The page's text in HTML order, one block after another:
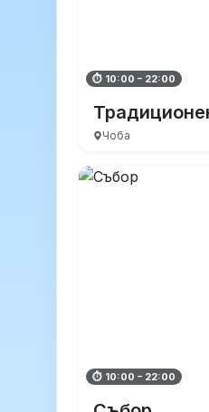
⏱ 10:00 – 22:00
Чоба
⏱ 10:00 – 22:00